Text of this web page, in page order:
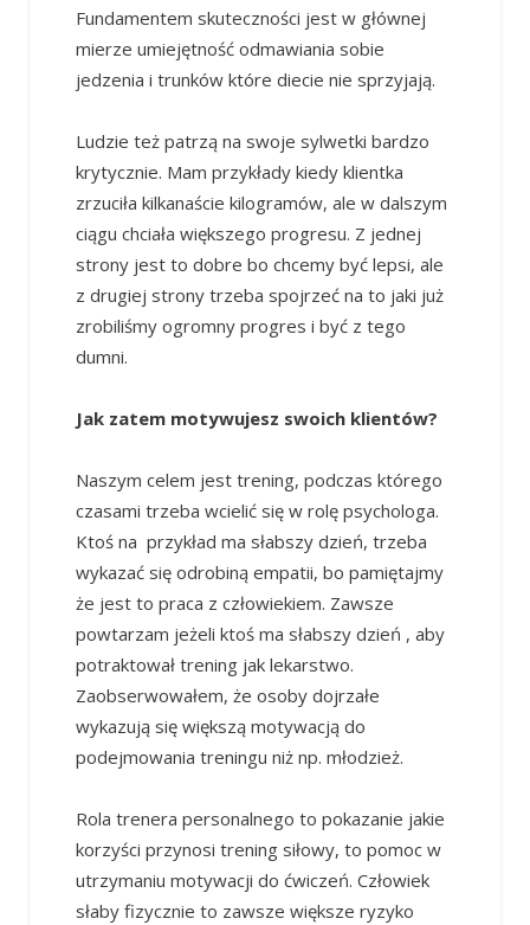
Fundamentem skuteczności jest w głównej
mierze umiejętność odmawiania sobie
jedzenia i trunków które diecie nie sprzyjają.
Ludzie też patrzą na swoje sylwetki bardzo
krytycznie. Mam przykłady kiedy klientka
zrzuciła kilkanaście kilogramów, ale w dalszym
ciągu chciała większego progresu. Z jednej
strony jest to dobre bo chcemy być lepsi, ale
z drugiej strony trzeba spojrzeć na to jaki już
zrobiliśmy ogromny progres i być z tego
dumni.
Jak zatem motywujesz swoich klientów?
Naszym celem jest trening, podczas którego
czasami trzeba wcielić się w rolę psychologa.
Ktoś na przykład ma słabszy dzień, trzeba
wykazać się odrobiną empatii, bo pamiętajmy
że jest to praca z człowiekiem. Zawsze
powtarzam jeżeli ktoś ma słabszy dzień , aby
potraktował trening jak lekarstwo.
Zaobserwowałem, że osoby dojrzałe
wykazują się większą motywacją do
podejmowania treningu niż np. młodzież.
Rola trenera personalnego to pokazanie jakie
korzyści przynosi trening siłowy, to pomoc w
utrzymaniu motywacji do ćwiczeń. Człowiek
słaby fizycznie to zawsze większe ryzyko